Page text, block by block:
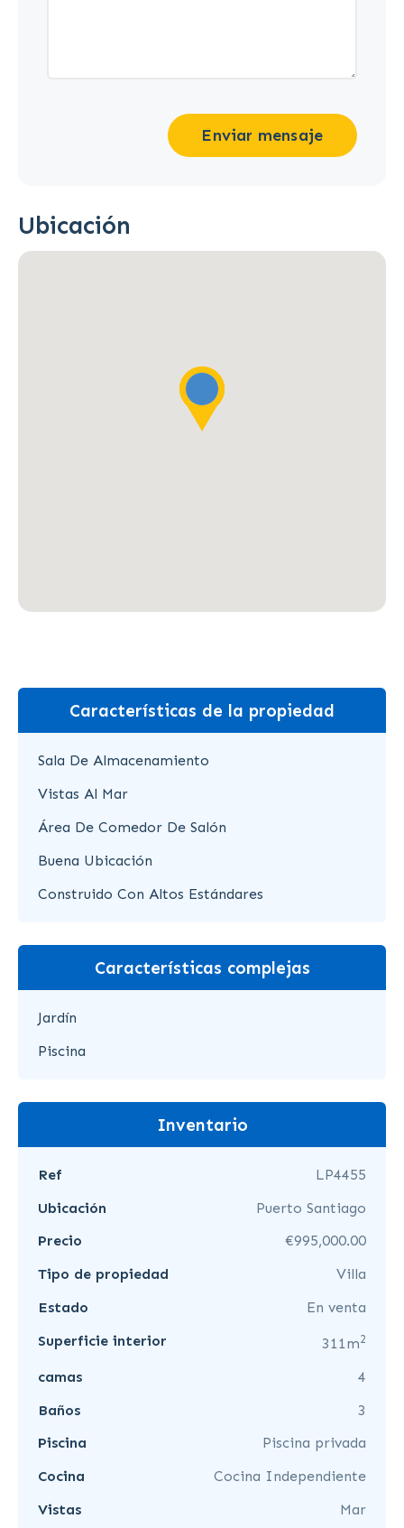
Enviar mensaje
Ubicación
Características de la propiedad
Sala De Almacenamiento
Vistas Al Mar
Área De Comedor De Salón
Buena Ubicación
Construido Con Altos Estándares
Características complejas
Jardín
Piscina
Inventario
Ref
LP4455
Ubicación
Puerto Santiago
Precio
€995,000.00
Tipo de propiedad
Villa
Estado
En venta
Superficie interior
311m2
camas
4
Baños
3
Piscina
Piscina privada
Cocina
Cocina Independiente
Vistas
Mar